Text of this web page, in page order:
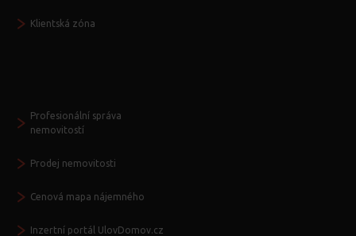
Klientská zóna
Profesionální správa
nemovitostí
Prodej nemovitosti
Cenová mapa nájemného
Inzertní portál UlovDomov.cz